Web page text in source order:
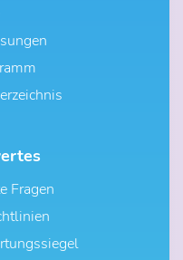
Fragen